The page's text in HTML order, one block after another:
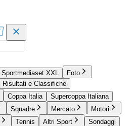
Sportmediaset XXL
Foto
Risultati e Classifiche
Coppa Italia
Supercoppa Italiana
Squadre Mercato
Motori
Tennis Altri Sport
Sondaggi